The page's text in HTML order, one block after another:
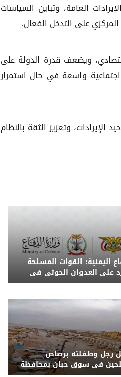
العامة، وتباين السياسات
على التدخل الفعال.
ويضعف قدرة الدولة على
اجتماعية واسعة في حال استمرار
وتعزيز الثقة بالنظام
اليمنية: القوات المسلحة
على العدوان الحوثي في
والمكان المناسبين
رجل وطفلته برصاص
في سوق حبان بمحافظة